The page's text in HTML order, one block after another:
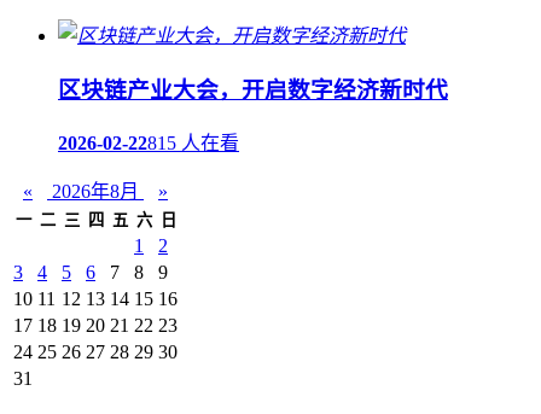
区块链产业大会，开启数字经济新时代
2026-02-22815 人在看
« 2026年8月 »
一 二 三 四 五 六 日
1
2
3
4 5 6 7 8
9
10 11 12 13 14 15 16
17 18 19 20 21 22 23
24 25 26 27 28 29 30
31